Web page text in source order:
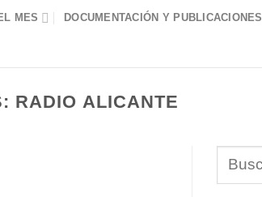
MES DOCUMENTACIÓN Y PUBLICACIONES
RADIO ALICANTE